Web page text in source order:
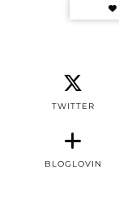
TWITTER
BLOGLOVIN